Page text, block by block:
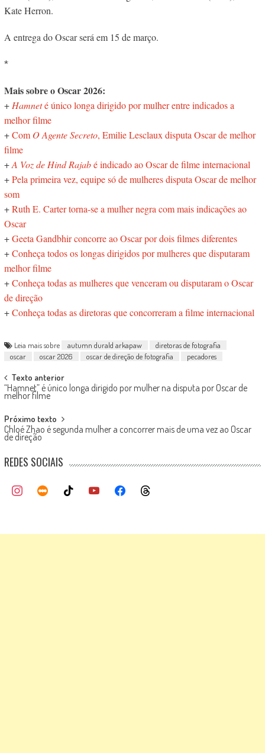
Kate Herron.
A entrega do Oscar será em 15 de março.
*
Mais sobre o Oscar 2026:
+Hamneté único longa dirigido por mulher entre indicados a
melhor filme
+Com O Agente Secreto, Emilie Lesclaux disputa Oscar de melhor
filme
+A Voz de Hind Rajabé indicado ao Oscar de filme internacional
+Pela primeira vez, equipe só de mulheres disputa Oscar de melhor
som
+Ruth E. Carter torna-se a mulher negra com mais indicações ao
Oscar
+Geeta Gandbhir concorre ao Oscar por dois filmes diferentes
+Conheça todos os longas dirigidos por mulheres que disputaram
melhor filme
+Conheça todas as mulheres que venceram ou disputaram o Oscar
de direção
+Conheça todas as diretoras que concorreram a filme internacional
Leia mais sobre autumn durald arkapaw
diretoras de fotografia
oscar
oscar 2026 oscar de direção de fotografia pecadores
Post
navigation
Texto anterior
“Hamnet” é único longa dirigido por mulher na disputa por Oscar de
melhor filme
Próximo texto
Chloé Zhao é segunda mulher a concorrer mais de uma vez ao Oscar
de direção
REDES SOCIAIS